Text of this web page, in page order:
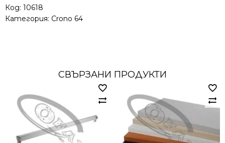
Код: 10618
Категория: Crono 64
СВЪРЗАНИ ПРОДУКТИ